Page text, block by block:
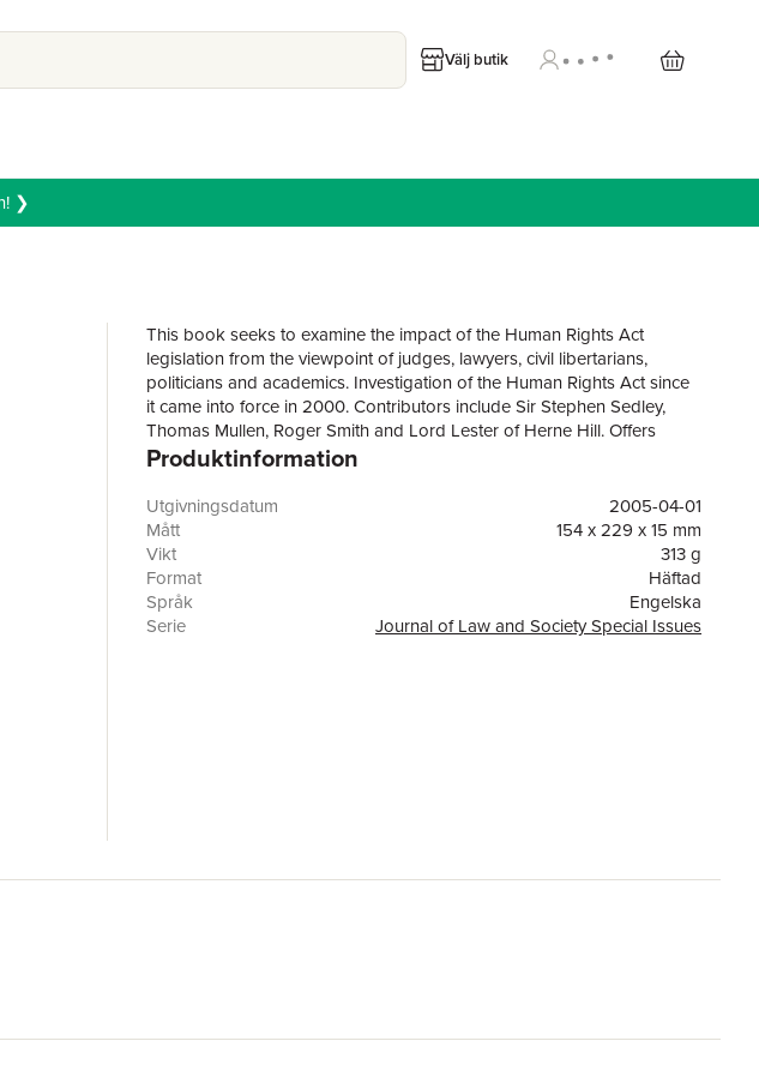
Välj butik
❯
This book seeks to examine the impact of the Human Rights Act
legislation from the viewpoint of judges, lawyers, civil libertarians,
politicians and academics. Investigation of the Human Rights Act since
it came into force in 2000. Contributors include Sir Stephen Sedley,
Thomas Mullen, Roger Smith and Lord Lester of Herne Hill. Offers
insights and suggestions for developing a more effective, accessible
Produktinformation
Utgivningsdatum
2005-04-01
Mått
154 x 229 x 15 mm
Vikt
313 g
Format
Häftad
Språk
Engelska
Serie
Journal of Law and Society Special Issues